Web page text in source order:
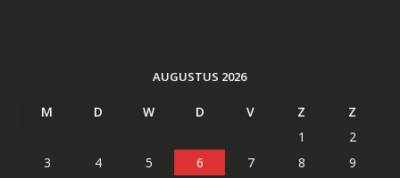
AUGUSTUS 2026
M D W D V Z
Z
1
2
3
4 5 6 7 8
9